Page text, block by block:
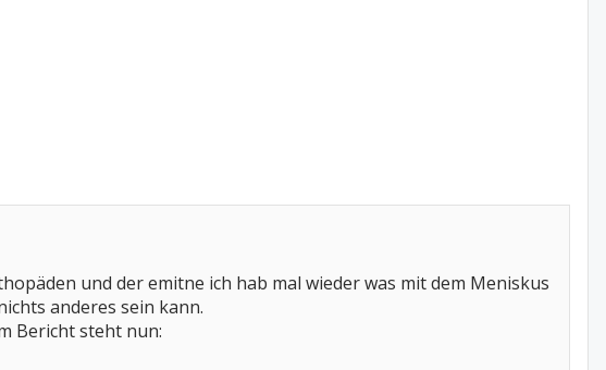
und der emitne ich hab mal wieder was mit dem Meniskus
anderes sein kann.
Bericht steht nun: